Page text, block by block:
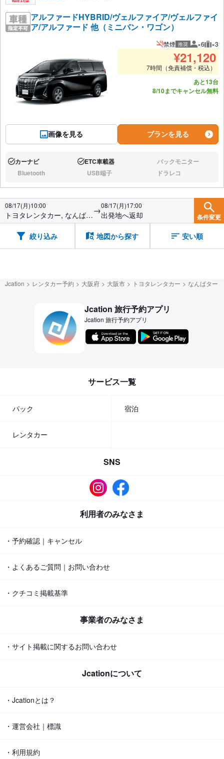
アルファードHYBRID/ヴェルファイア/ヴェルファイ
ア/アルファード 他（ミニバン・ワゴン）
画像を見る
禁煙 推奨 推奨人数
×6 推
×3
¥21,120
7時間（免責補償・税込）
あと13台
8/10までキャンセル無料
プランを見る
あり:カーナビ あり:ETC車載器 なし:バックモニター
なし:Bluetooth なし:USB端子 なし:ドラレコ
08/17(月)10:00
トヨタレンタカー, なんばタ
ーミナル
→08/17(月)17:00
出発地へ返却 条件変更
絞り込み 地図から探す 安い順
Jcation レンタカー予約 大阪府 大阪市 トヨタレンタカー なんばター
Jcation 旅行予約アプリ
Jcation 旅行予約アプリ
サービス一覧
パック 宿泊
レンタカー
SNS
利用者のみなさま
・予約確認｜キャンセル
・よくあるご質問｜お問い合わせ
・クチコミ掲載基準
事業者のみなさま
・サイト掲載に関するお問い合わせ
Jcationについて
・Jcationとは？
・運営会社｜標識
・利用規約